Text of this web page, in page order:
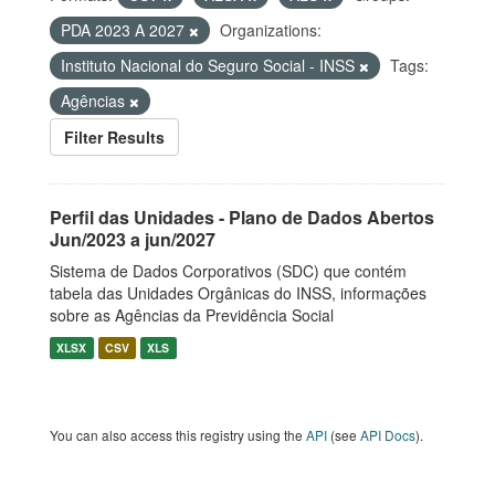
PDA 2023 A 2027
Organizations:
Instituto Nacional do Seguro Social - INSS
Tags:
Agências
Filter Results
Perfil das Unidades - Plano de Dados Abertos
Jun/2023 a jun/2027
Sistema de Dados Corporativos (SDC) que contém
tabela das Unidades Orgânicas do INSS, informações
sobre as Agências da Previdência Social
XLSX CSV XLS
You can also access this registry using the API (see API Docs).